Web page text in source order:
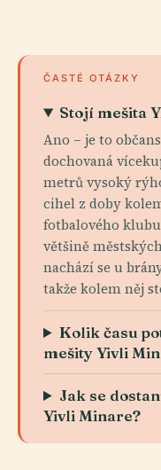
ČASTÉ OTÁZKY
Stojí mešita
Ano – je to
dochovaná
metrů vysoký
cihel z doby
fotbalového
většině
nachází se u
takže kolem něj
Kolik času
mešity Yivli
Jak se
Yivli Minare?